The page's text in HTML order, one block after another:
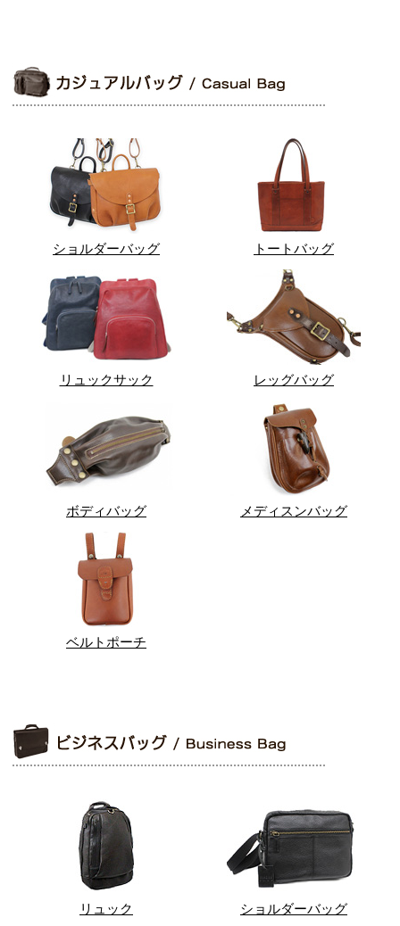
ショルダーバッグ トートバッグ
リュックサック レッグバッグ
ボディバッグ メディスンバッグ
ベルトポーチ
リュック ショルダーバッグ